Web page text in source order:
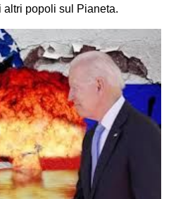
popoli sul Pianeta.